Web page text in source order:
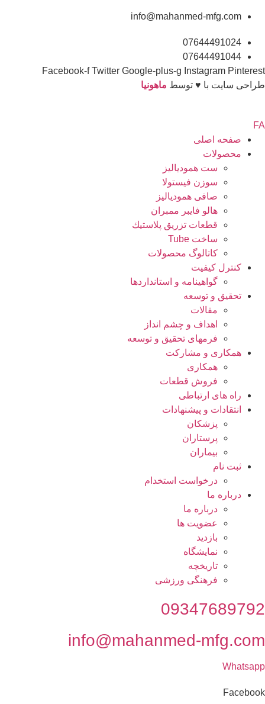
info@mahanmed-mfg.com
07644491024
07644491044
Facebook-f Twitter Google-plus-g Instagram Pinterest
طراحی سایت با ♥️ توسط ماهونیا
صفحه اصلی
محصولات
ست همودیالیز
سوزن فیستولا
صافی همودیالیز
هالو فایبر ممبران
قطعات تزريق پلاستيك
ساخت Tube
کاتالوگ محصولات
کنترل کیفیت
گواهينامه و استانداردها
تحقيق و توسعه
مقالات
اهداف و چشم انداز
فرمهای تحقیق و توسعه
همکاری و مشارکت
همکاری
فروش قطعات
راه های ارتباطی
انتقادات و پيشنهادات
پزشكان
پرستاران
بيماران
ثبت نام
درخواست استخدام
درباره ما
درباره ما
عضویت ها
بازدید
نمایشگاه
تاريخچه
فرهنگی ورزشی
09347689792
info@mahanmed-mfg.com
Whatsapp
Facebook